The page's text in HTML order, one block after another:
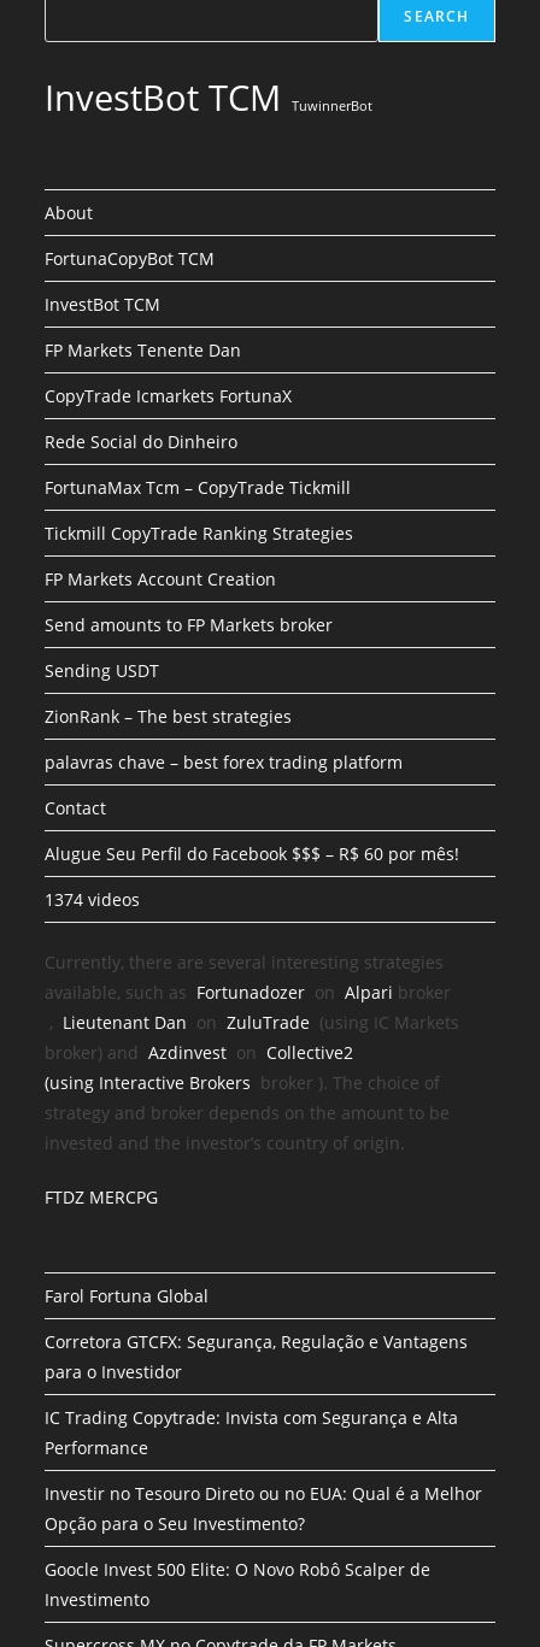
SEARCH
InvestBot TCM TuwinnerBot
About
FortunaCopyBot TCM
InvestBot TCM
FP Markets Tenente Dan
CopyTrade Icmarkets FortunaX
Rede Social do Dinheiro
FortunaMax Tcm – CopyTrade Tickmill
Tickmill CopyTrade Ranking Strategies
FP Markets Account Creation
Send amounts to FP Markets broker
Sending USDT
ZionRank – The best strategies
palavras chave – best forex trading platform
Contact
Alugue Seu Perfil do Facebook $$$ – R$ 60 por mês!
1374 videos
Currently, there are several interesting strategies
available, such as Fortunadozer onAlpari broker
, Lieutenant Dan onZuluTrade (using IC Markets
broker) andAzdinvest onCollective2
(using Interactive Brokers broker ). The choice of
strategy and broker depends on the amount to be
invested and the investor’s country of origin.
FTDZ MERCPG
Farol Fortuna Global
Corretora GTCFX: Segurança, Regulação e Vantagens
para o Investidor
IC Trading Copytrade: Invista com Segurança e Alta
Performance
Investir no Tesouro Direto ou no EUA: Qual é a Melhor
Opção para o Seu Investimento?
Goocle Invest 500 Elite: O Novo Robô Scalper de
Investimento